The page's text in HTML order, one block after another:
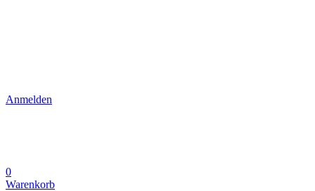
Anmelden
0
Warenkorb